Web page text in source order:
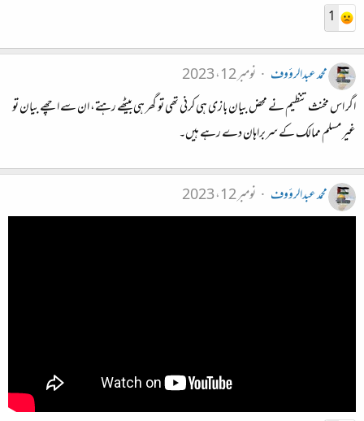
1
محمد عبدالرؤوف
نومبر 12، 2023
اگر اس مخنث تنظیم نے محض بیان بازی ہی کرنی تھی تو گھر ہی بیٹھے رہتے، ان سے اچھے بیان تو
غیر مسلم ممالک کے سربراہان دے رہے ہیں۔
محمد عبدالرؤوف نومبر 12، 2023